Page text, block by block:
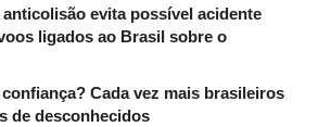
evita possível acidente
ligados ao Brasil sobre o
Cada vez mais brasileiros
de desconhecidos